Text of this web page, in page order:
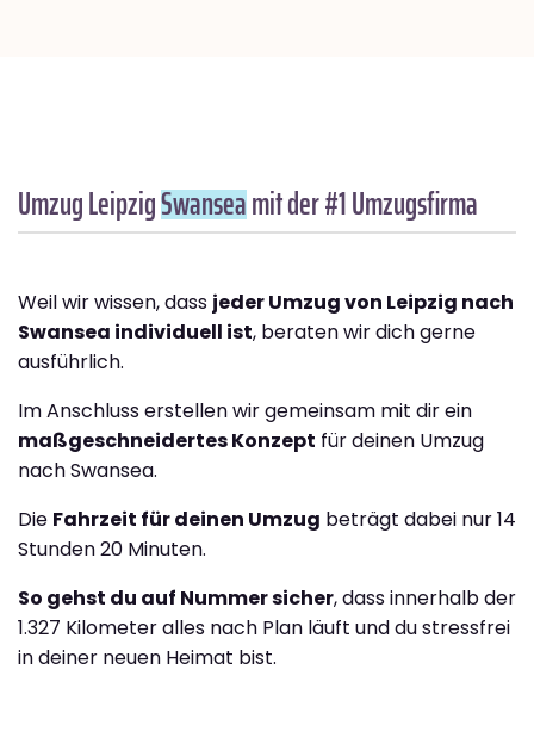
Umzug LeipzigSwanseamit der #1 Umzugsfirma
Weil wir wissen, dass jeder Umzug von Leipzig nach
Swansea individuell ist, beraten wir dich gerne
ausführlich.
Im Anschluss erstellen wir gemeinsam mit dir ein
maßgeschneidertes Konzept für deinen Umzug
nach Swansea.
Die Fahrzeit für deinen Umzug beträgt dabei nur 14
Stunden 20 Minuten.
So gehst du auf Nummer sicher, dass innerhalb der
1.327 Kilometer alles nach Plan läuft und du stressfrei
in deiner neuen Heimat bist.